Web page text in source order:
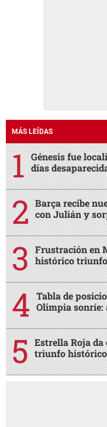
MÁS LEÍDAS
Génesis fue
días
Barça recibe
con Julián y
Frustración en
histórico
Tabla de
Olimpia sonríe:
Estrella Roja
triunfo